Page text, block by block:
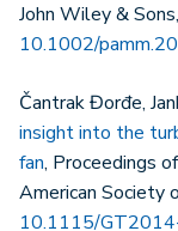
John Wiley &
10.1002/
Čantrak Đorđe,
insight into the
fan, Proceedings
American Society
10.1115/